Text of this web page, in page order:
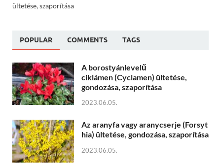
ültetése, szaporítása
POPULAR COMMENTS TAGS
A borostyánlevelű
ciklámen (Cyclamen) ültetése,
gondozása, szaporítása
2023.06.05.
Az aranyfa vagy aranycserje (Forsyt
hia) ültetése, gondozása, szaporítása
2023.06.05.